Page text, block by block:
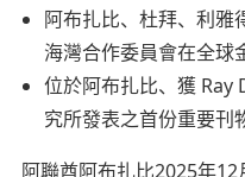
阿布扎比、杜拜、利雅
海灣合作委員會在全球
位於阿布扎比、獲 Ray
究所發表之首份重要刊
阿聯酋阿布扎比2025年